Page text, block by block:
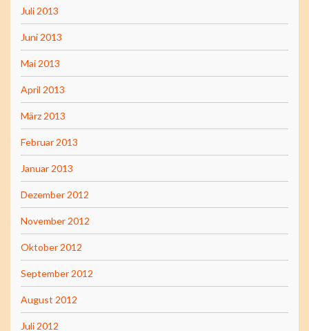
Juli 2013
Juni 2013
Mai 2013
April 2013
März 2013
Februar 2013
Januar 2013
Dezember 2012
November 2012
Oktober 2012
September 2012
August 2012
Juli 2012